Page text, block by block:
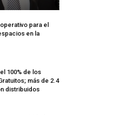
para el
en la
100% de los
más de 2.4
distribuidos